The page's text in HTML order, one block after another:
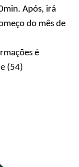
Após, irá
do mês de
é
(54)